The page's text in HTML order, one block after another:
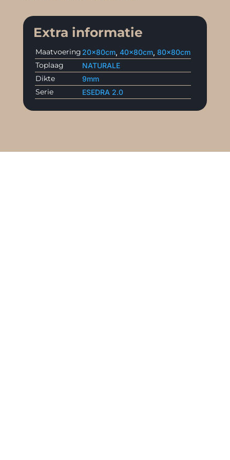
Extra informatie
Maatvoering 20x80cm, 40x80cm, 80x80cm
Toplaag NATURALE
Dikte 9mm
Serie ESEDRA 2.0